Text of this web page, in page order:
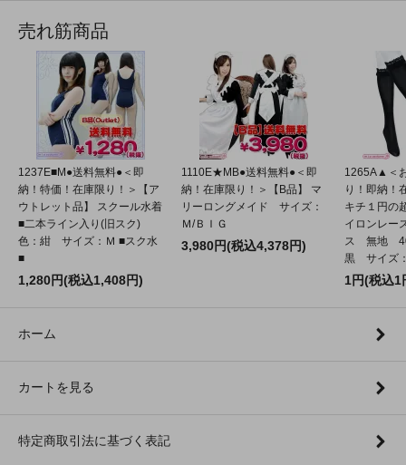
売れ筋商品
1237E■M●送料無料●＜即
納！特価！在庫限り！＞【ア
ウトレット品】 スクール水着
■二本ライン入り(旧スク)
色：紺 サイズ：Ｍ ■スク水
■
1,280円(税込1,408円)
1110E★MB●送料無料●＜即
納！在庫限り！＞【B品】 マ
リーロングメイド サイズ：
Ｍ/ＢＩＧ
3,980円(税込4,378円)
1265A▲＜
り！即納！
キチ１円の
イロンレー
ス 無地
黒 サイズ
1円(税込1
ホーム
カートを見る
特定商取引法に基づく表記